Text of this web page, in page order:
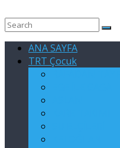
ANA SAYFA
TRT Çocuk